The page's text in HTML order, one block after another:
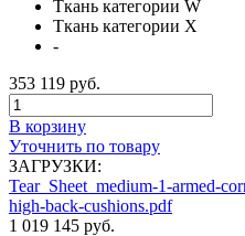
Ткань категории W
Ткань категории X
-
353 119 руб.
В корзину
Уточнить по товару
ЗАГРУЗКИ:
Tear_Sheet_medium-1-armed-
high-back-cushions.pdf
1 019 145 руб.